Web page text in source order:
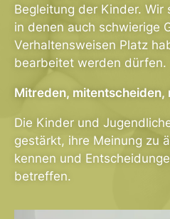
Begleitung der Kinder. Wir
in denen auch schwierige
Verhaltensweisen Platz
bearbeitet werden dürfen.
Mitreden, mitentscheiden,
Die Kinder und
gestärkt, ihre Meinung zu
kennen und
betreffen.